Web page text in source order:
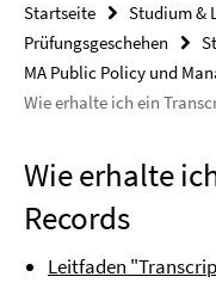
Startseite Studium &
Prüfungsgeschehen
MA Public Policy und
Wie erhalte ich ein
Wie erhalte
Records
Leitfaden